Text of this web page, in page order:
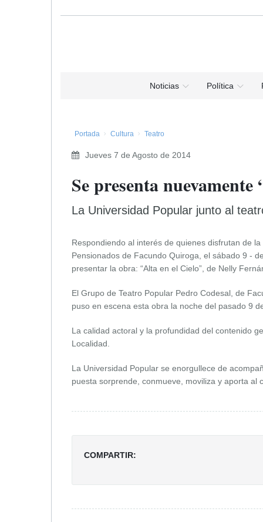
Noticias Política
Portada Cultura Teatro
Jueves 7 de Agosto de 2014
Se presenta nuevamente
La Universidad Popular junto al
Respondiendo al interés de quienes disfrutan de
Pensionados de Facundo Quiroga, el sábado 9 -
presentar la obra: “Alta en el Cielo”, de Nelly
El Grupo de Teatro Popular Pedro Codesal, de
puso en escena esta obra la noche del pasado 9
La calidad actoral y la profundidad del contenido
Localidad.
La Universidad Popular se enorgullece de
puesta sorprende, conmueve, moviliza y aporta al
COMPARTIR: